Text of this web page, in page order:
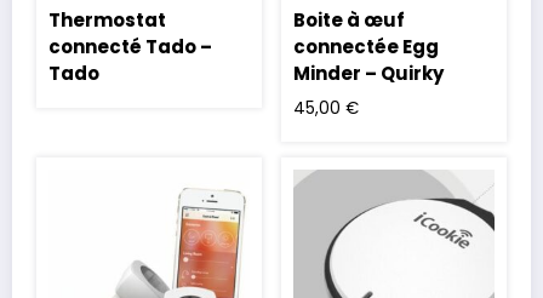
Thermostat
connecté Tado –
Tado
Boite à œuf
connectée Egg
Minder – Quirky
45,00 €